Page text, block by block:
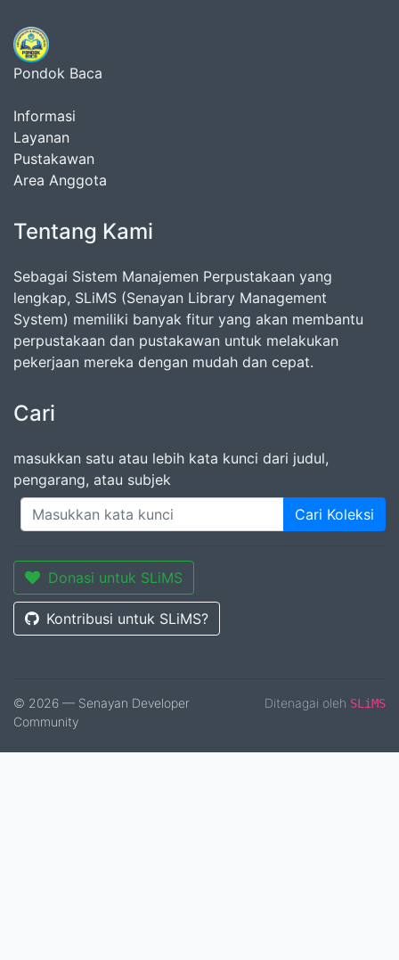
Pondok Baca
Informasi
Layanan
Pustakawan
Area Anggota
Tentang Kami
Sebagai Sistem Manajemen Perpustakaan yang
lengkap, SLiMS (Senayan Library Management
System) memiliki banyak fitur yang akan membantu
perpustakaan dan pustakawan untuk melakukan
pekerjaan mereka dengan mudah dan cepat.
Cari
masukkan satu atau lebih kata kunci dari judul,
pengarang, atau subjek
Cari Koleksi
Donasi untuk SLiMS
Kontribusi untuk SLiMS?
© 2026 — Senayan Developer
Community
Ditenagai oleh SLiMS